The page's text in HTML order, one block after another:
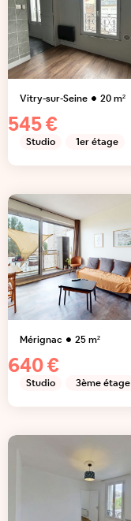
Vitry-sur-Seine 20m²
545 €
Studio 1er étage
Mérignac 25m²
640 €
Studio 3ème étage